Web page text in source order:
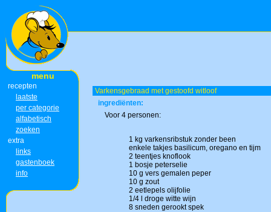
menu
recepten
laatste
per categorie
alfabetisch
zoeken
extra
links
gastenboek
info
Varkensgebraad met gestoofd witloof
ingrediënten:
Voor 4 personen:
1 kg varkensribstuk zonder been
enkele takjes basilicum, oregano en tijm
2 teentjes knoflook
1 bosje peterselie
10 g vers gemalen peper
10 g zout
2 eetlepels olijfolie
1/4 l droge witte wijn
8 sneden gerookt spek